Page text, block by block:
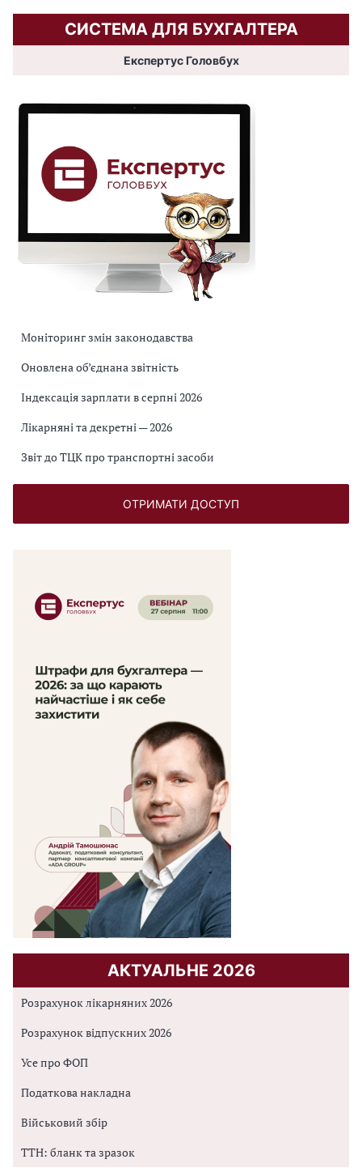
СИСТЕМА ДЛЯ БУХГАЛТЕРА
Експертус Головбух
Моніторинг змін законодавства
Оновлена об’єднана звітність
Індексація зарплати в серпні 2026
Лікарняні та декретні — 2026
Звіт до ТЦК про транспортні засоби
ОТРИМАТИ ДОСТУП
АКТУАЛЬНЕ 2026
Розрахунок лікарняних 2026
Розрахунок відпускних 2026
Усе про ФОП
Податкова накладна
Військовий збір
ТТН: бланк та зразок